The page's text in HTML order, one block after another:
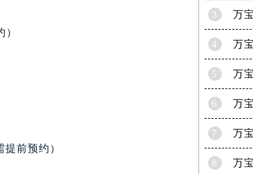
前预约）
前预约）
3
4
5
6
7
8